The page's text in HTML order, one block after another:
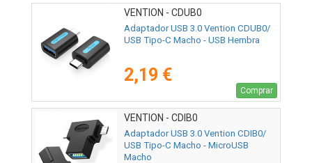
VENTION - CDUB0
Adaptador USB 3.0 Vention CDUB0/
USB Tipo-C Macho - USB Hembra
2,19 €
Comprar
VENTION - CDIB0
Adaptador USB 3.0 Vention CDIB0/
USB Tipo-C Macho - MicroUSB
Macho